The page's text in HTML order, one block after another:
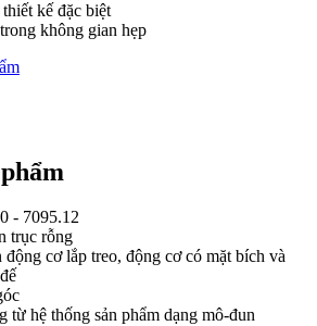
kế đặc biệt
không gian hẹp
- 7095.12
trục rỗng
động cơ lắp treo, động cơ có mặt bích và
từ hệ thống sản phẩm dạng mô-đun